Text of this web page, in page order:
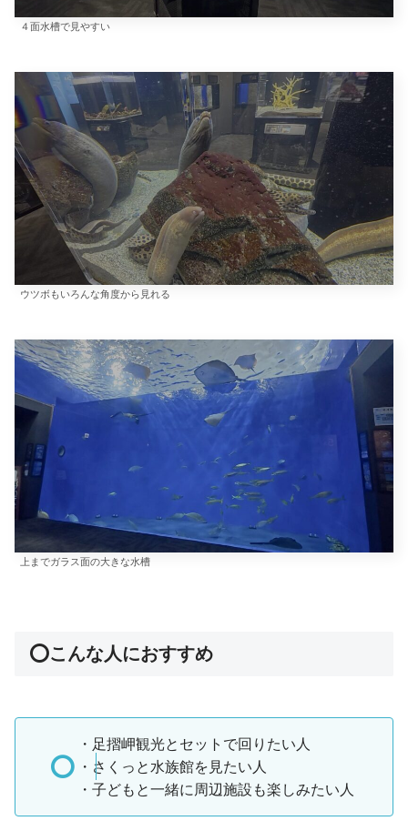
４面水槽で見やすい
ウツボもいろんな角度から見れる
上までガラス面の大きな水槽
⭕️こんな人におすすめ
・足摺岬観光とセットで回りたい人
・さくっと水族館を見たい人
・子どもと一緒に周辺施設も楽しみたい人